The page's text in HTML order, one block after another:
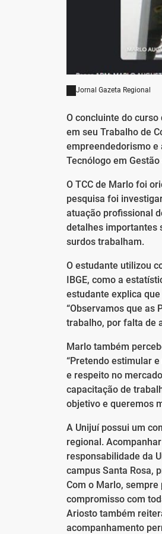
Jornal Gazeta Regional
O concluinte do
em seu Trabalho de
empreendedorismo e
Tecnólogo em
O TCC de Marlo foi
pesquisa foi
atuação profissional
detalhes importantes
surdos trabalham.
O estudante utilizou
IBGE, como a
estudante explica
“Observamos que as
trabalho, por falta de
Marlo também
“Pretendo estimular
e respeito no
capacitação de
objetivo e queremos
A Unijuí possui um
regional.
responsabilidade da
campus Santa Rosa,
Com o Marlo, sempre
compromisso com
Ariosto também
acompanhamento